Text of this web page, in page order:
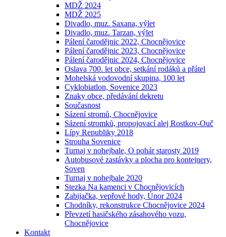
MDŽ 2024
MDŽ 2025
Divadlo, muz. Saxana, výlet
Divadlo, muz. Tarzan, výlet
Pálení čarodějnic 2022, Chocnějovice
Pálení čarodějnic 2023, Chocnějovice
Pálení čarodějnic 2024, Chocnějovice
Oslava 700. let obce, setkání rodáků a přátel
Mohelská vodovodní skupina, 100 let
Cyklobiatlon, Sovenice 2023
Znaky obce, předávání dekretu
Současnost
Sázení stromů, Chocnějovice
Sázení stromků, propojovací alej Rostkov-Ouč
Lípy Republiky 2018
Strouha Sovenice
Turnaj v nohejbale, O pohár starosty 2019
Autobusové zastávky a plocha pro kontejnery,
Soven
Turnaj v nohejbale 2020
Stezka Na kamenci v Chocnějovicích
Zabijačka, vepřové hody, Únor 2024
Chodníky, rekonstrukce Chocnějovice 2024
Převzetí hasičského zásahového vozu,
Chocnějovice
Kontakt